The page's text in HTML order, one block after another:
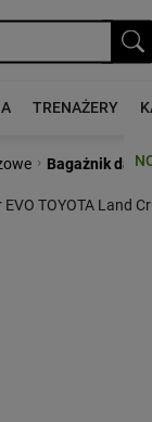
TRENAŻERY
› Bagażnik